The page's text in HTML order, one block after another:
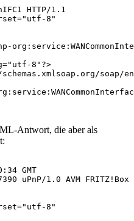
HTTP/1.1
8"
8"?>
soap/
Antwort, die aber als
GMT
uPnP/1.0 AVM
8"